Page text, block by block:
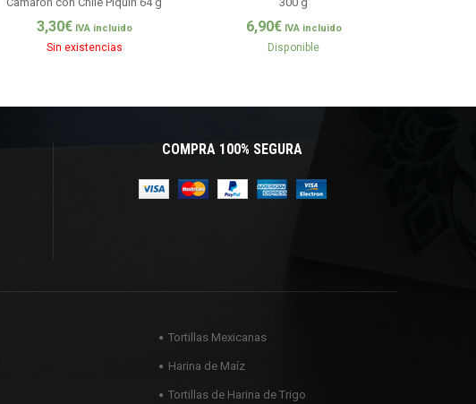
3,30€ IVA incluido
Sin existencias
6,90€ IVA incluido
Disponible
COMPRA 100% SEGURA
Tortillas Mexicanas
Harina de Maíz
Tortillas de Harina de Trigo